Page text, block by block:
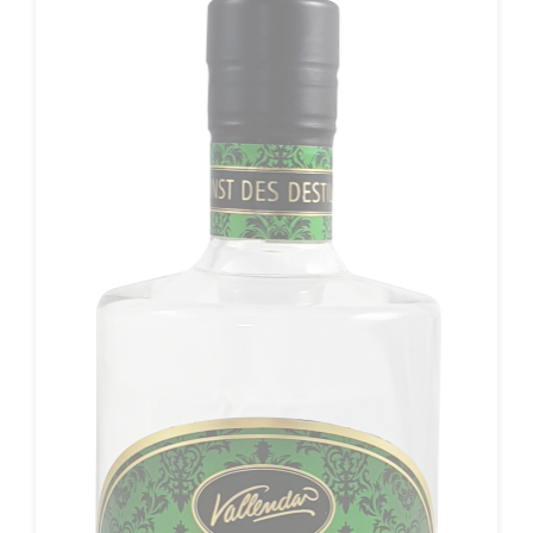
Bananen aus dem Land Ruanda. Hieraus produzierte er den
stammen ausschließlich aus dem BIO-Anbau.